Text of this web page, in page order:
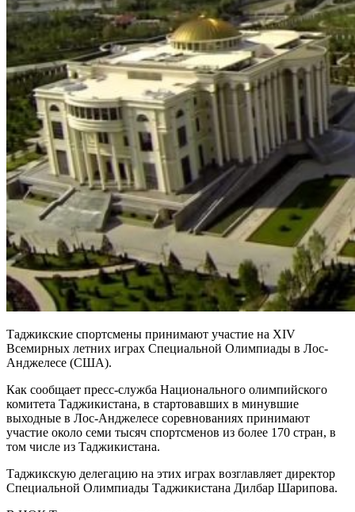
Таджикские спортсмены принимают участие на XIV
Всемирных летних играх Специальной Олимпиады в Лос-
Анджелесе (США).
Как сообщает пресс-служба Национального олимпийского
комитета Таджикистана, в стартовавших в минувшие
выходные в Лос-Анджелесе соревнованиях принимают
участие около семи тысяч спортсменов из более 170 стран, в
том числе из Таджикистана.
Таджикскую делегацию на этих играх возглавляет директор
Специальной Олимпиады Таджикистана Дилбар Шарипова.